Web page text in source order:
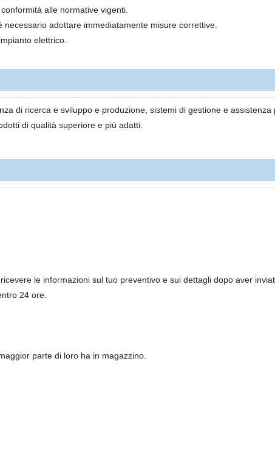
alle normative vigenti.
adottare immediatamente misure correttive.
elettrico.
di ricerca e sviluppo e produzione, sistemi di gestione e
di qualità superiore e più adatti.
le informazioni sul tuo preventivo e sui dettagli dopo aver
24 ore.
parte di loro ha in magazzino.